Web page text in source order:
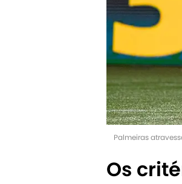
Palmeiras
Os